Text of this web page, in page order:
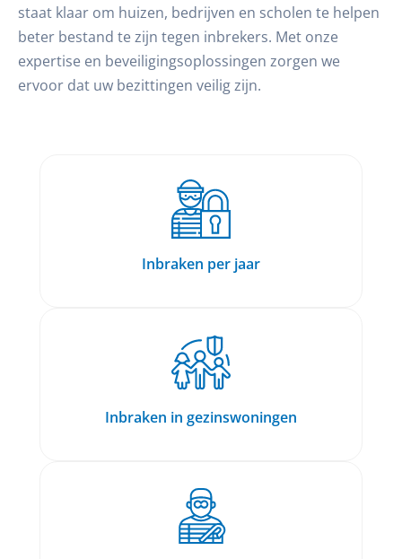
staat klaar om huizen, bedrijven en scholen te helpen
beter bestand te zijn tegen inbrekers. Met onze
expertise en beveiligingsoplossingen zorgen we
ervoor dat uw bezittingen veilig zijn.
Inbraken per jaar
Inbraken in gezinswoningen